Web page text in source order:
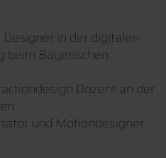
in der digitalen
beim Bayerischen
Dozent an der
und Motiondesigner